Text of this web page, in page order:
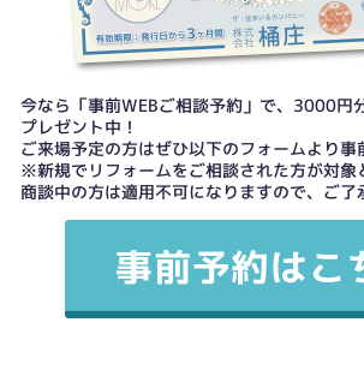
今なら「事前WEBご相談予約」で、3000円
プレゼント中！
ご来場予定の方はぜひ以下のフォームより事
※新規でリフォームをご相談された方が対象
商談中の方は適用不可になりますので、ご了